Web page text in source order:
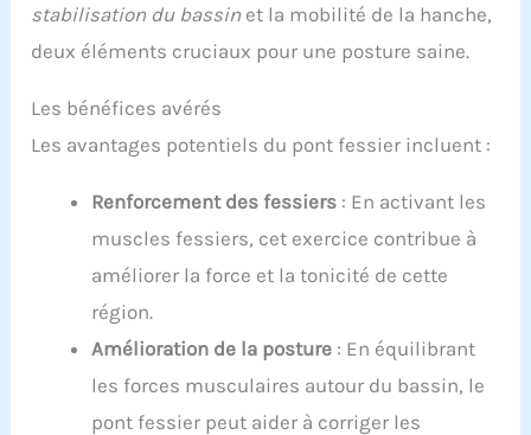
stabilisation du bassin et la mobilité de la hanche,
deux éléments cruciaux pour une posture saine.
Les bénéfices avérés
Les avantages potentiels du pont fessier incluent :
Renforcement des fessiers : En activant les
muscles fessiers, cet exercice contribue à
améliorer la force et la tonicité de cette
région.
Amélioration de la posture : En équilibrant
les forces musculaires autour du bassin, le
pont fessier peut aider à corriger les